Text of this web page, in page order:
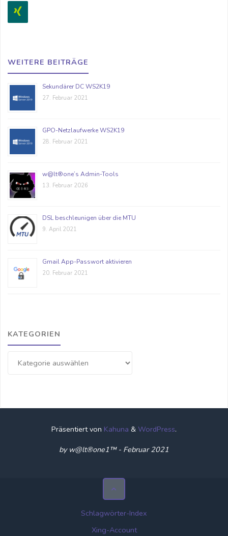
WEITERE BEITRÄGE
Sekundärer DC WS2K19
27. Februar 2021
GPO-Netzlaufwerke WS2K19
28. Februar 2021
w@lt®one’s Admin-Tools
13. Februar 2026
DSL beschleunigen über die MTU
9. April 2021
Gmail App-Passwort aktivieren
20. Februar 2021
KATEGORIEN
Präsentiert von Kahuna & WordPress.
by w@lt®one1™ - Februar 2021
Schlagwörter-Index
Xing-Account